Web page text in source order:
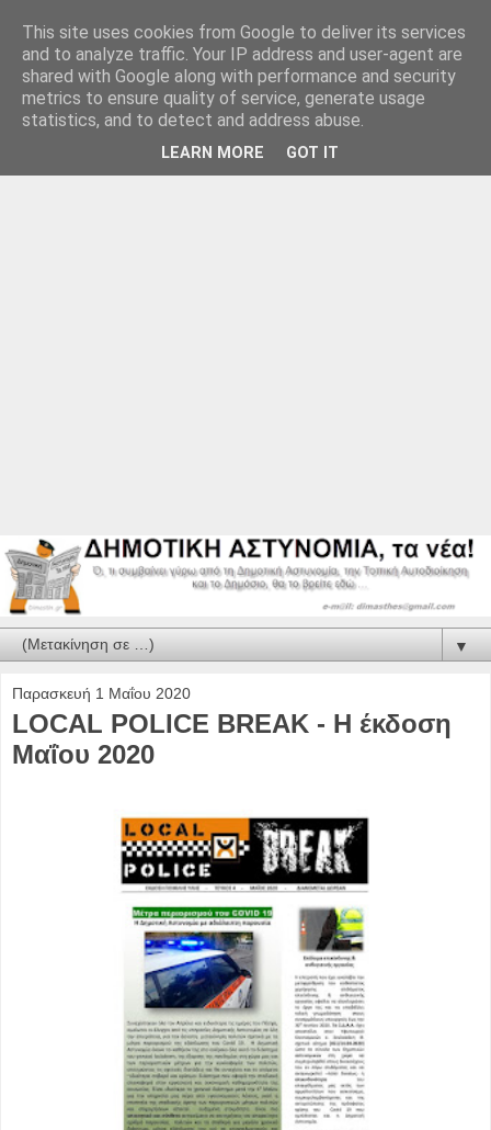
▼
Παρασκευή 1 Μαΐου 2020
LOCAL POLICE BREAK - H έκδοση
Μαΐου 2020
This site uses cookies from Google to deliver its services
and to analyze traffic. Your IP address and user-agent are
shared with Google along with performance and security
metrics to ensure quality of service, generate usage
statistics, and to detect and address abuse.
LEARN MORE GOT IT